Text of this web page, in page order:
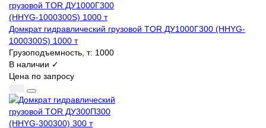
Домкрат гидравлический грузовой TOR ДУ1000Г300 (HHYG-
1000300S) 1000 т
Грузоподъемность, т: 1000
В наличии ✓
Цена по запросу